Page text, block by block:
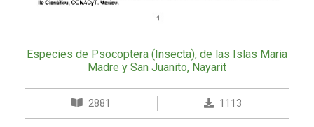
Especies de Psocoptera (Insecta), de las Islas Maria
Madre y San Juanito, Nayarit
2881 1113